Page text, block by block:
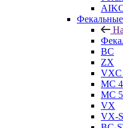
BC
ZX
VXC
MC
MC
VX
VX-